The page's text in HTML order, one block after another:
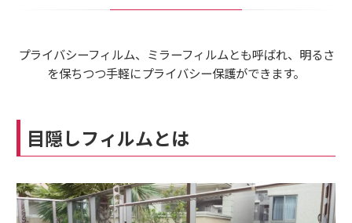
プライバシーフィルム、ミラーフィルムとも呼ばれ、明るさ
を保ちつつ手軽にプライバシー保護ができます。
目隠しフィルムとは